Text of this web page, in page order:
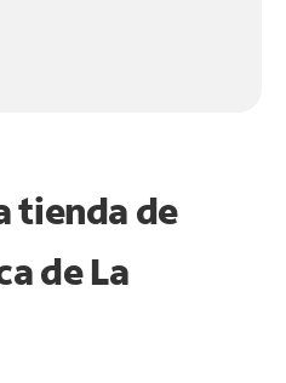
tienda de
de La